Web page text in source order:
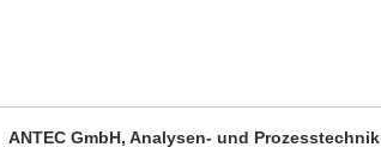
ANTEC GmbH, Analysen- und Prozesstechnik